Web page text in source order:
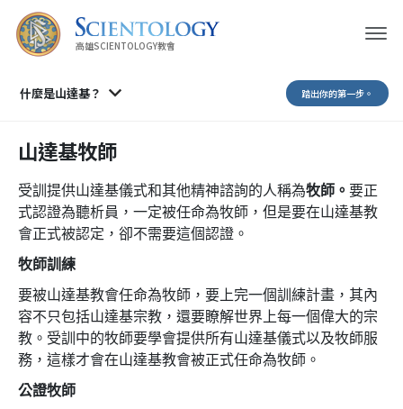
高雄SCIENTOLOGY教會
什麼是山達基？ 踏出你的第一步。
山達基牧師
受訓提供山達基儀式和其他精神諮詢的人稱為牧師。 要正
式認證為聽析員，一定被任命為牧師，但是要在山達基教
會正式被認定，卻不需要這個認證。
牧師訓練
要被山達基教會任命為牧師，要上完一個訓練計畫，其內
容不只包括山達基宗教，還要瞭解世界上每一個偉大的宗
教。受訓中的牧師要學會提供所有山達基儀式以及牧師服
務，這樣才會在山達基教會被正式任命為牧師。
公證牧師